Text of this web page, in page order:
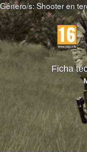
Género/s:Shooter en
Ficha